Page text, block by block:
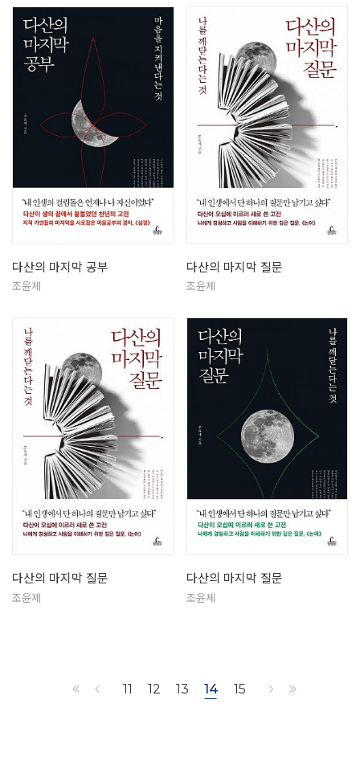
다산의 마지막 공부
조윤제
다산의 마지막 질문
조윤제
다산의 마지막 질문
조윤제
다산의 마지막 질문
조윤제
11 12 13 14 15